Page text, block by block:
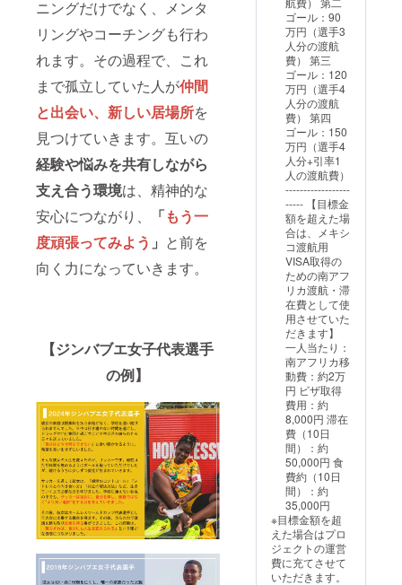
ニングだけでなく、メンタ
リングやコーチングも行わ
れます。その過程で、これ
まで孤立していた人が仲間
と出会い、新しい居場所を
見つけていきます。互いの
経験や悩みを共有しながら
支え合う環境は、精神的な
安心につながり、
「もう一
度頑張ってみよう 」 と前を
向く力になっていきます。
【ジンバブエ女子代表選手
の例】
しい内
容につ
いては
メール
にて個
別でご
連絡さ
せてい
ただき
ます。
礼メー
ルが含
まれて
いま
す。
ゴール：90
万円（選手3
人分の渡航
費） 第三
ゴール：120
万円（選手4
人分の渡航
費） 第四
ゴール：150
万円（選手4
人分+引率1
人の渡航費）
------------------
----- 【目標金
額を超えた場
合は、メキシ
コ渡航用
VISA取得の
ための南アフ
リカ渡航・滞
在費として使
用させていた
だきます】
一人当たり：
南アフリカ移
動費：約2万
円 ビザ取得
費用：約
8,000円 滞在
費（10日
間）：約
50,000円 食
費約（10日
間）：約
35,000円
※目標金額を超
えた場合はプロ
ジェクトの運営
費に充てさせて
いただきます。